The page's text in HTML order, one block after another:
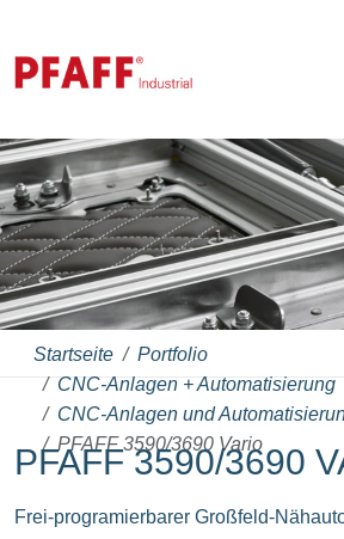
Startseite
Portfolio
CNC-Anlagen + Automatisierung
CNC-Anlagen und
PFAFF 3590/3690 Vario
PFAFF 3590/3690
Frei-programierbarer Großfeld-